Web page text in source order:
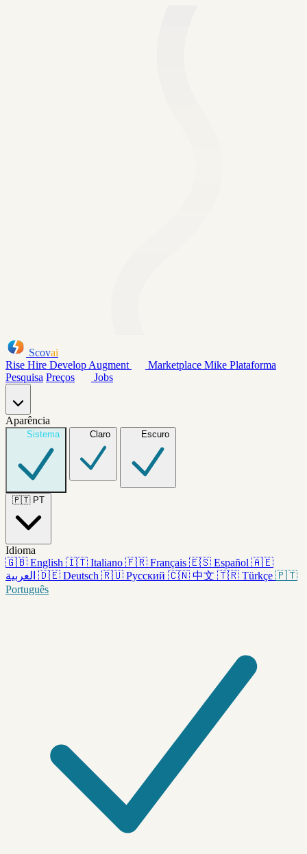
Scovai
Rise Hire Develop Augment Marketplace Mike Plataforma
Pesquisa Preços Jobs
Aparência
Sistema Claro Escuro
🇵🇹 PT
Idioma
🇬🇧 English 🇮🇹 Italiano 🇫🇷 Français 🇪🇸 Español 🇦🇪
العربية 🇩🇪 Deutsch 🇷🇺 Русский 🇨🇳 中文 🇹🇷 Türkçe 🇵🇹
Português